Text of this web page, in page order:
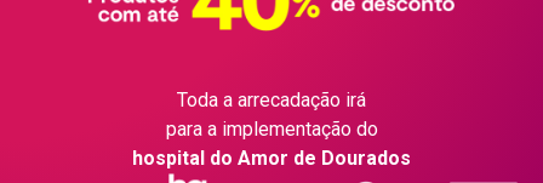
Toda a arrecadação irá
para a implementação do
hospital do Amor de Dourados